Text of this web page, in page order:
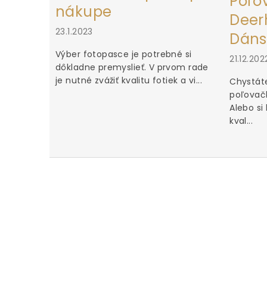
nákupe
23.1.2023
Výber fotopasce je potrebné si
dôkladne premyslieť. V prvom rade
je nutné zvážiť kvalitu fotiek a vi...
Alebo
kval...